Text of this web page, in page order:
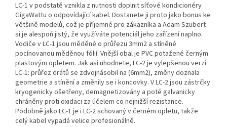
LC-1 v podstatě vznikla z nutnosti doplnit síťové kondicionéry
GigaWattu o odpovídající kabel. Dostanete ji proto jako bonus ke
většině modelů, což je příjemné pro zákazníka a Adam Szubert
si je alespoň jistý, že využíváte potenciál jeho zařízení naplno.
Vodiče v LC-1 jsou měděné o průřezu 3mm2 a stíněné
pocínovanou měděnou fólií. Vnější obal je PVC potažené černým
plastovým opletem. Jak asi uhodnete, LC-2 je vylepšenou verzí
LC-1: průřez drátů se zdvojnásobil na (6mm2), změny doznala
geometrie a stínění a změnily se i koncovky. V LC-2 jsou zástrčky
kryogenicky ošetřeny, demagnetizovány a poté galvanicky
chráněny proti oxidaci za účelem co nejnižší rezistance.
Podobně jako LC-1 je i LC-2 schovaný v černém opletu, takže
celý kabel vypadá velice profesionálně.